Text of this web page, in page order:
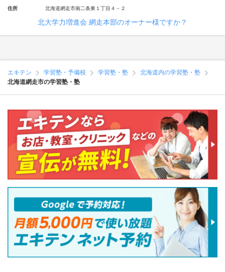
住所 北海道網走市南二条東１丁目４－２
北大学力増進会 網走本部のオーナー様ですか？
エキテン 学習塾・予備校 学習塾・塾
北海道内の学習塾・塾
北海道網走市の学習塾・塾